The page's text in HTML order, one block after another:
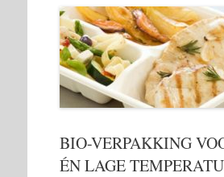
BIO-VERPAKKING
ÉN LAGE